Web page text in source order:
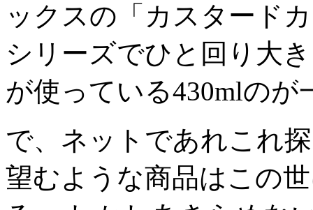
ックスの「カスタード
シリーズでひと回り大
が使っている430mlのが
で、ネットであれこれ
望むような商品はこの